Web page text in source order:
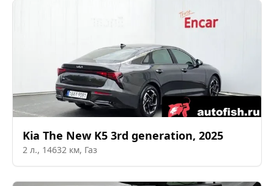
Kia The New K5 3rd generation, 2025
2 л., 14632 км, Газ